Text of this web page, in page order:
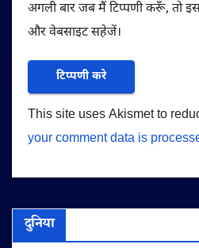
अगली बार जब मैं टिप्पणी करूँ, तो
और वेबसाइट सहेजें।
This site uses Akismet to
your comment data is
दुनिया